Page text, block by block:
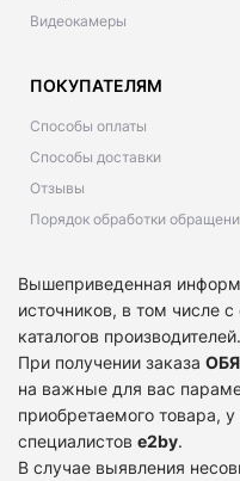
Видеокамеры
ПОКУПАТЕЛЯМ
Способы оплаты
Способы доставки
Отзывы
Порядок обработки
Вышеприведенная
источников, в том числе
каталогов производителей.
При получении заказа
на важные для вас
приобретаемого товара,
специалистов e2by.
В случае выявления